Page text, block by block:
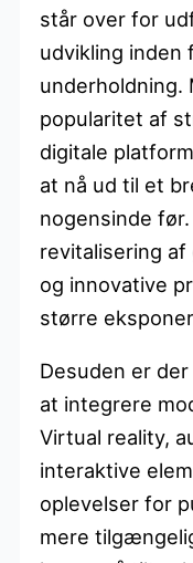
står over for
udvikling inden
underholdning.
popularitet af
digitale
at nå ud til et
nogensinde
revitalisering
og innovative
større
Desuden er
at integrere
Virtual reality,
interaktive
oplevelser for
mere